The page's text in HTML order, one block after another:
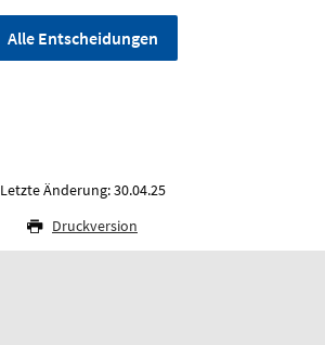
Alle Entscheidungen
Letzte Änderung: 30.04.25
Druckversion